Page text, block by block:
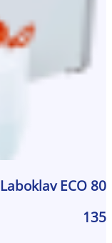
Laboklav ECO 80 و
135